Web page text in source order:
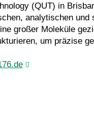
(QUT) in
analytischen
großer Moleküle
um präzise